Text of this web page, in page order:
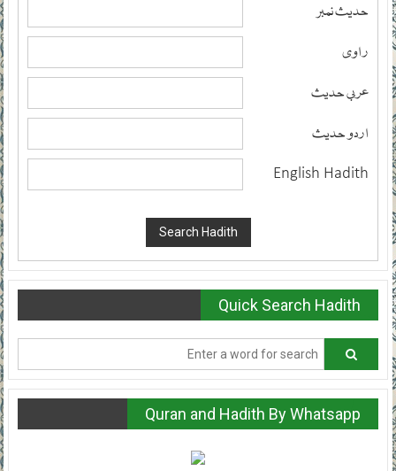
حدیث نمبر
راوی
عربی حدیث
اردو حدیث
English Hadith
Quick Search Hadith
Quran and Hadith By Whatsapp